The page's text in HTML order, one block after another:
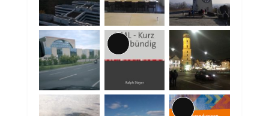
Lange
Beschreibung